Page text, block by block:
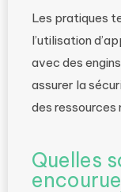
Les pratiques
l’utilisation
avec des
assurer la
des ressources
Quelles